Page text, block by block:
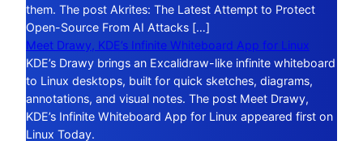
them. The post Akrites: The Latest Attempt to Protect
Open-Source From AI Attacks […]
Meet Drawy, KDE’s Infinite Whiteboard App for Linux
KDE’s Drawy brings an Excalidraw-like infinite whiteboard
to Linux desktops, built for quick sketches, diagrams,
annotations, and visual notes. The post Meet Drawy,
KDE’s Infinite Whiteboard App for Linux appeared first on
Linux Today.